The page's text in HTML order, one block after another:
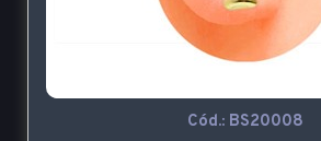
Cód.: BS20008